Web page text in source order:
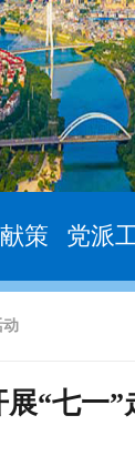
策 党派
动
“七一”